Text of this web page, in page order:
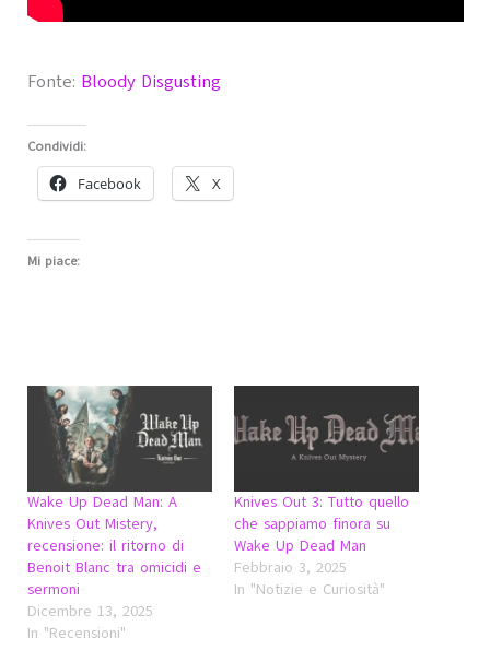
Fonte: Bloody Disgusting
Condividi:
Facebook X
Mi piace:
Wake Up Dead Man: A
Knives Out Mistery,
recensione: il ritorno di
Benoit Blanc tra omicidi e
sermoni
Dicembre 13, 2025
In "Recensioni"
Knives Out 3: Tutto quello
che sappiamo finora su
Wake Up Dead Man
Febbraio 3, 2025
In "Notizie e Curiosità"